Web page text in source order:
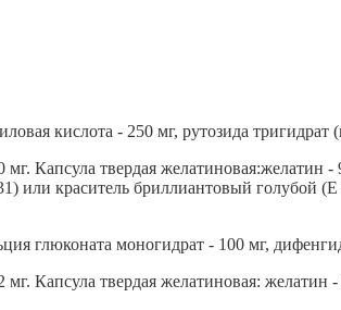
кислота - 250 мг, рутозида тригидрат
Капсула твердая желатиновая:желатин
или краситель бриллиантовый голубой
глюконата моногидрат - 100 мг,
Капсула твердая желатиновая: желатин